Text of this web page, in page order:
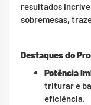
resultados
sobremesas,
Destaques do
Potência
triturar e
eficiência.